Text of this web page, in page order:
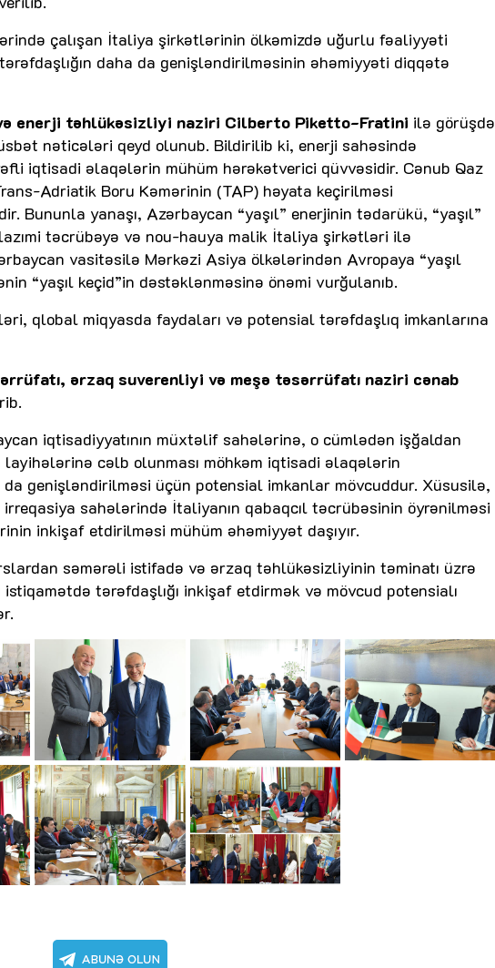
çalışan İtaliya şirkətlərinin ölkəmizdə uğurlu fəaliyyəti
daha da genişləndirilməsinin əhəmiyyəti diqqətə
enerji təhlükəsizliyi naziri Cilberto Piketto-Fratini ilə görüşdə
nəticələri qeyd olunub. Bildirilib ki, enerji sahəsində
iqtisadi əlaqələrin mühüm hərəkətverici qüvvəsidir. Cənub Qaz
Adriatik Boru Kəmərinin (TAP) həyata keçirilməsi
Bununla yanaşı, Azərbaycan “yaşıl” enerjinin tədarükü, “yaşıl”
təcrübəyə və nou-hauya malik İtaliya şirkətləri ilə
vasitəsilə Mərkəzi Asiya ölkələrindən Avropaya “yaşıl
“yaşıl keçid”in dəstəklənməsinə önəmi vurğulanıb.
qlobal miqyasda faydaları və potensial tərəfdaşlıq imkanlarına
ərzaq suverenliyi və meşə təsərrüfatı naziri cənab
iqtisadiyyatının müxtəlif sahələrinə, o cümlədən işğaldan
cəlb olunması möhkəm iqtisadi əlaqələrin
genişləndirilməsi üçün potensial imkanlar mövcuddur. Xüsusilə,
irreqasiya sahələrində İtaliyanın qabaqcıl təcrübəsinin öyrənilməsi
inkişaf etdirilməsi mühüm əhəmiyyət daşıyır.
səmərəli istifadə və ərzaq təhlükəsizliyinin təminatı üzrə
tərəfdaşlığı inkişaf etdirmək və mövcud potensialı